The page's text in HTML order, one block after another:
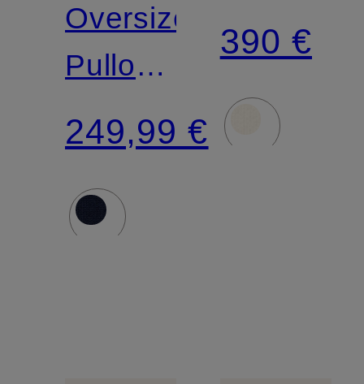
Oversized-
Pullover
mit
Cashmere
249,99 €
390 €